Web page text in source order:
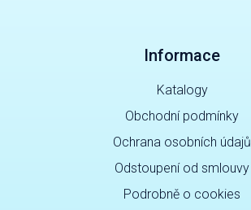
Informace
Katalogy
Obchodní podmínky
Ochrana osobních údajů
Odstoupení od smlouvy
Podrobně o cookies